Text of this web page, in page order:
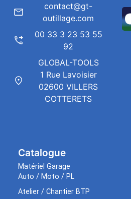
Catalogue
Matériel Garage
Auto / Moto / PL
Atelier / Chantier BTP
contact@gt-
outillage.com
00 33 3 23 53 55
92
GLOBAL-TOOLS
1 Rue Lavoisier
02600 VILLERS
COTTERETS